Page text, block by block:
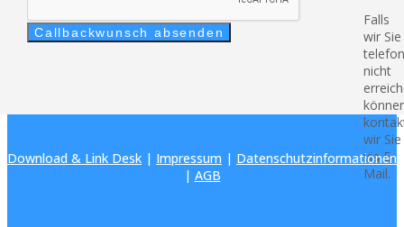
Falls
wir Sie
nicht
wir Sie
via E-
Mail.
Callbackwunsch absenden
Download & Link Desk | Impressum | Datenschutzinformationen
| AGB